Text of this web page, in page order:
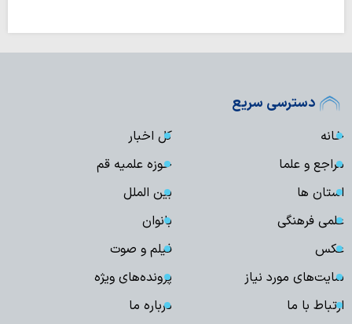
دسترسی سریع
خانه
کل اخبار
مراجع و علما
حوزه علمیه قم
استان ها
بین الملل
علمی فرهنگی
بانوان
عکس
فیلم و صوت
سایت‌های مورد نیاز
پرونده‌های ویژه
ارتباط با ما
درباره ما